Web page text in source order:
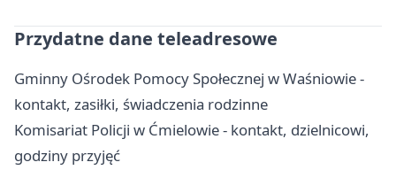
Przydatne dane teleadresowe
Gminny Ośrodek Pomocy Społecznej w Waśniowie -
kontakt, zasiłki, świadczenia rodzinne
Komisariat Policji w Ćmielowie - kontakt, dzielnicowi,
godziny przyjęć